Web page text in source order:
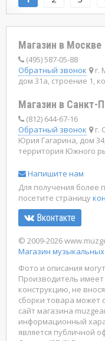
Магазин в Москве
(495) 587-05-88
Обратный звонок
г.
дом 31а, строение 1,
Магазин в Санкт-
(812) 644-67-16
Обратный звонок
г.
Юрия Гагарина, дом
территория Южного
Напишите нам
Для получения более
посетите страницу
Вконтакте
© 2009-2026
Магазин музыкальных
Фото и описания
Производитель
конструкцию, не
сборки товара может
сайт магазина
информационный
является публичной